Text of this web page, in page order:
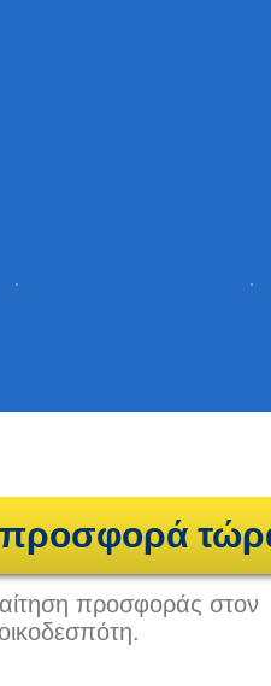
προσφορά
αίτηση προσφοράς στον
οικοδεσπότη.